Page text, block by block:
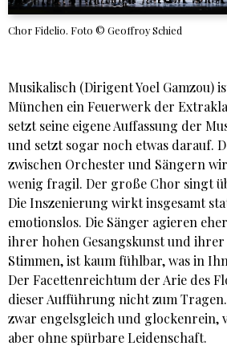
Chor Fidelio. Foto © Geoffroy Schied
Musikalisch (Dirigent Yoel Gamzou)
München ein Feuerwerk der
setzt seine eigene Auffassung der
und setzt sogar noch etwas darauf.
zwischen Orchester und Sängern
wenig fragil. Der große Chor singt
Die Inszenierung wirkt insgesamt
emotionslos. Die Sänger agieren
ihrer hohen Gesangskunst und ihrer
Stimmen, ist kaum fühlbar, was in
Der Facettenreichtum der Arie des
dieser Aufführung nicht zum
zwar engelsgleich und glockenrein,
aber ohne spürbare Leidenschaft.